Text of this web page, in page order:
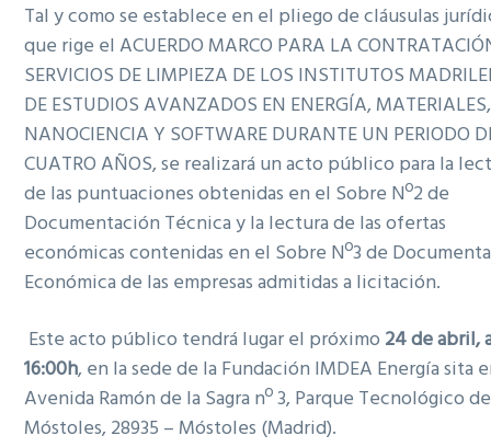
Tal y como se establece en el pliego de cláusulas
que rige el ACUERDO MARCO PARA LA
SERVICIOS DE LIMPIEZA DE LOS INSTITUTOS
DE ESTUDIOS AVANZADOS EN ENERGÍA, MATERIALES,
NANOCIENCIA Y SOFTWARE DURANTE UN PERIODO
CUATRO AÑOS, se realizará un acto público para la
de las puntuaciones obtenidas en el Sobre Nº2 de
Documentación Técnica y la lectura de las ofertas
económicas contenidas en el Sobre Nº3 de
Económica de las empresas admitidas a licitación.
Este acto público tendrá lugar el próximo 24 de abril,
16:00h, en la sede de la Fundación IMDEA Energía sita
Avenida Ramón de la Sagra nº 3, Parque Tecnológico de
Móstoles, 28935 – Móstoles (Madrid).